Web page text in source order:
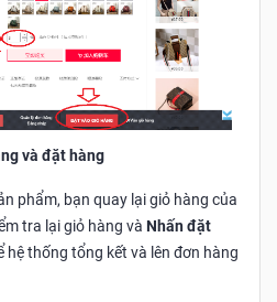
và đặt hàng
phẩm, bạn quay lại giỏ hàng của
tra lại giỏ hàng và Nhấn đặt
hệ thống tổng kết và lên đơn hàng